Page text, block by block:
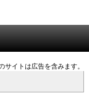
サイトは広告を含みます。